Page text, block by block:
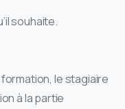
souhaite.
le stagiaire
à la partie